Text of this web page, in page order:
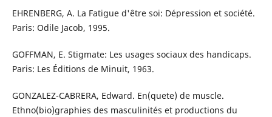
EHRENBERG, A. La Fatigue d'être soi: Dépression et société.
Paris: Odile Jacob, 1995.
GOFFMAN, E. Stigmate: Les usages sociaux des handicaps.
Paris: Les Éditions de Minuit, 1963.
GONZALEZ-CABRERA, Edward. En(quete) de muscle.
Ethno(bio)graphies des masculinités et productions du